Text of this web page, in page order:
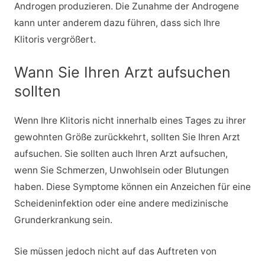
Androgen produzieren. Die Zunahme der Androgene
kann unter anderem dazu führen, dass sich Ihre
Klitoris vergrößert.
Wann Sie Ihren Arzt aufsuchen
sollten
Wenn Ihre Klitoris nicht innerhalb eines Tages zu ihrer
gewohnten Größe zurückkehrt, sollten Sie Ihren Arzt
aufsuchen. Sie sollten auch Ihren Arzt aufsuchen,
wenn Sie Schmerzen, Unwohlsein oder Blutungen
haben. Diese Symptome können ein Anzeichen für eine
Scheideninfektion oder eine andere medizinische
Grunderkrankung sein.
Sie müssen jedoch nicht auf das Auftreten von